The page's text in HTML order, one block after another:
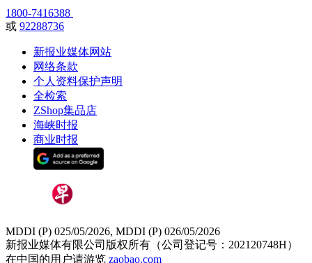
1800-7416388
或 92288736
新报业媒体网站
网络条款
个人资料保护声明
全检索
ZShop集品店
海峡时报
商业时报
MDDI (P) 025/05/2026, MDDI (P) 026/05/2026
新报业媒体有限公司版权所有（公司登记号：202120748H）
在中国的用户请游览 zaobao.com